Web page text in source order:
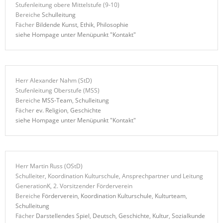
Stufenleitung obere Mittelstufe (9-10)
Bereiche Schulleitung
Fächer Bildende Kunst, Ethik, Philosophie
siehe Hompage unter Menüpunkt "Kontakt"
HerrAlexander Nahm (StD)
Stufenleitung Oberstufe (MSS)
Bereiche MSS-Team, Schulleitung
Fächerev. Religion, Geschichte
siehe Hompage unter Menüpunkt "Kontakt"
Herr Martin Russ (OStD)
Schulleiter, Koordination Kulturschule, Ansprechpartner und Leitung
GenerationK, 2. Vorsitzender Förderverein
Bereiche Förderverein, Koordination Kulturschule, Kulturteam,
Schulleitung
Fächer Darstellendes Spiel, Deutsch, Geschichte, Kultur, Sozialkunde